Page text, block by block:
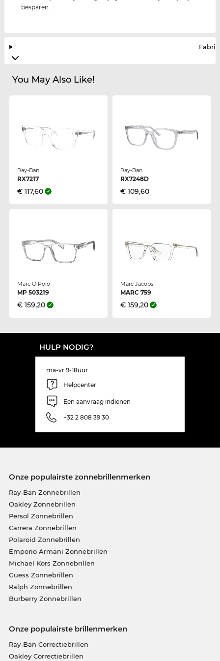
besparen.
You May Also Like!
Ray-Ban
RX7217
€ 117,60
Ray-Ban
RX7248D
€ 109,60
Marc O Polo
MP 503219
€ 159,20
Marc Jacobs
MARC 759
€ 159,20
HULP NODIG?
ma-vr 9-18uur
Helpcenter
Een aanvraag indienen
+32 2 808 39 30
Onze populairste zonnebrillenmerken
Ray-Ban Zonnebrillen
Oakley Zonnebrillen
Persol Zonnebrillen
Carrera Zonnebrillen
Polaroid Zonnebrillen
Emporio Armani Zonnebrillen
Michael Kors Zonnebrillen
Guess Zonnebrillen
Ralph Zonnebrillen
Burberry Zonnebrillen
Onze populairste brillenmerken
Ray-Ban Correctiebrillen
Oakley Correctiebrillen